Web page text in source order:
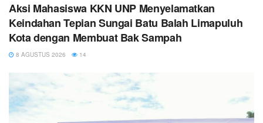
Aksi Mahasiswa KKN UNP Menyelamatkan
Keindahan Tepian Sungai Batu Balah Limapuluh
Kota dengan Membuat Bak Sampah
8 AGUSTUS 2026 14